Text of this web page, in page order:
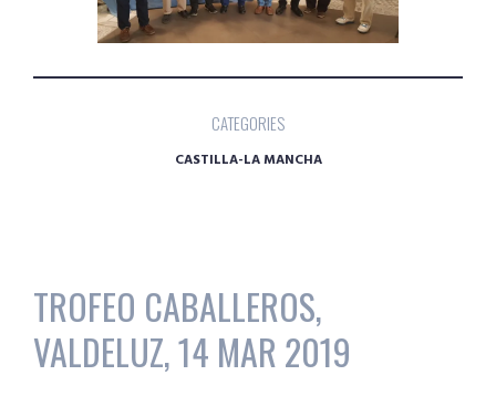
CATEGORIES
CASTILLA-LA MANCHA
TROFEO CABALLEROS,
VALDELUZ, 14 MAR 2019